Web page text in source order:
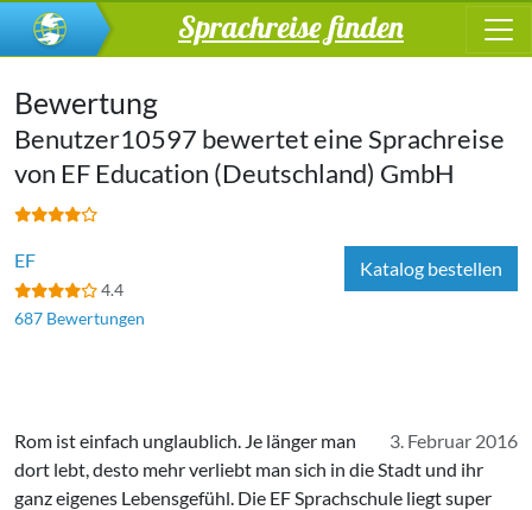
Sprachreise finden
Bewertung
Benutzer10597 bewertet eine Sprachreise
von EF Education (Deutschland) GmbH
EF
4.4
687 Bewertungen
Katalog bestellen
3. Februar 2016
Rom ist einfach unglaublich. Je länger man
dort lebt, desto mehr verliebt man sich in die Stadt und ihr
ganz eigenes Lebensgefühl. Die EF Sprachschule liegt super